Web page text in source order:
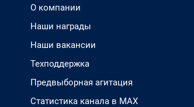
О компании
Наши награды
Наши вакансии
Техподдержка
Предвыборная агитация
Статистика канала в MAX